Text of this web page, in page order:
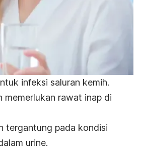
infeksi saluran kemih.
memerlukan rawat inap di
tergantung pada kondisi
urine.